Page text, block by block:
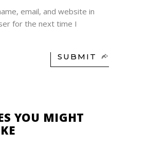
email, and website in
for the next time I
SUBMIT
YOU MIGHT